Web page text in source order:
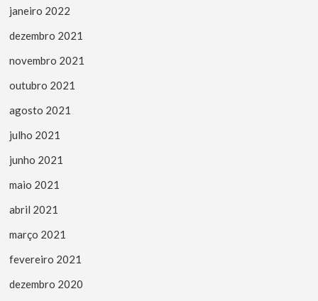
janeiro 2022
dezembro 2021
novembro 2021
outubro 2021
agosto 2021
julho 2021
junho 2021
maio 2021
abril 2021
março 2021
fevereiro 2021
dezembro 2020